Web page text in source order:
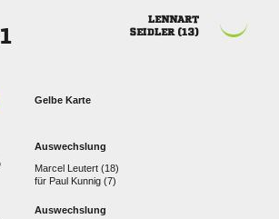

 

Gelbe Karte
Auswechslung
  
für   
Auswechslung